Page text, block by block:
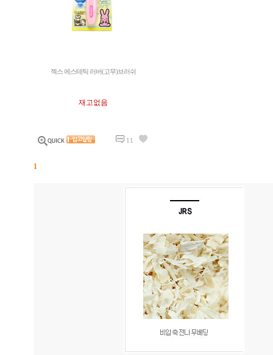
젝스 에스테틱 러버(고무)브러쉬
재고없음
11
1